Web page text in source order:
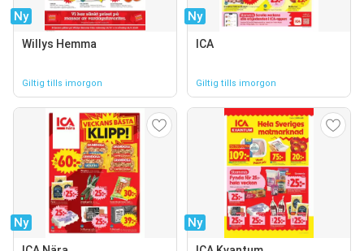
Ny
Willys Hemma
Giltig tills imorgon
Ny
ICA
Giltig tills imorgon
Ny Ny